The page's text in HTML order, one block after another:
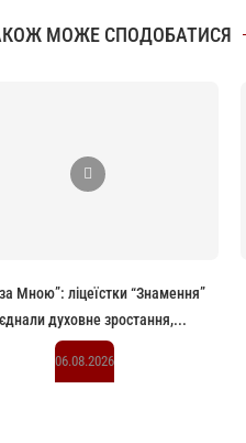
МОЖЕ СПОДОБАТИСЯ
Мною”: ліцеїстки “Знамення”
духовне зростання,...
06.08.2026